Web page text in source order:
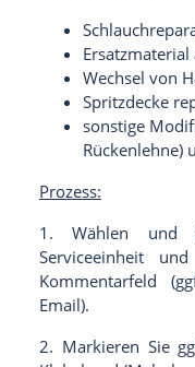
Wechsel von
Spritzdecke
sonstige
Rückenlehne)
Prozess:
1. Wählen und
Serviceeinheit
Kommentarfeld
Email).
2. Markieren Sie